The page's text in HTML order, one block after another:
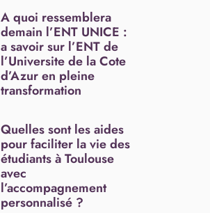
A quoi ressemblera
demain l’ENT UNICE :
a savoir sur l’ENT de
l’Universite de la Cote
d’Azur en pleine
transformation
Quelles sont les aides
pour faciliter la vie des
étudiants à Toulouse
avec
l’accompagnement
personnalisé ?